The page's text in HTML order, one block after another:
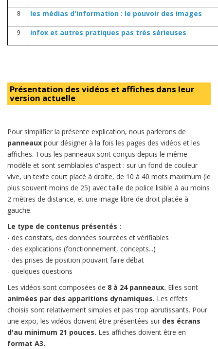
8 les médias d'information : le pouvoir des images
9 infox et autres pratiques pas très sérieuses
Présentation des vidéos et affiches dans leur
version actuelle
Pour simplifier la présente explication, nous parlerons de
panneaux pour désigner à la fois les pages des vidéos et les
affiches. Tous les panneaux sont conçus depuis le même
modèle et sont semblables d'aspect : sur un fond de couleur
vive, un texte court placé à droite, de 10 à 40 mots maximum (le
plus souvent moins de 25) avec taille de police lisible à au moins
2 mètres de distance, et une image libre de droit placée à
gauche.
Le type de contenus présentés :
- des constats, des données sourcées et vérifiables
- des explications (fonctionnement, concepts...)
- des prises de position pouvant faire débat
- quelques questions
Les vidéos sont composées de 8 à 24 panneaux. Elles sont
animées par des apparitions dynamiques. Les effets
choisis sont relativement simples et pas trop abrutissants. Pour
une expo, les vidéos doivent être présentées sur des écrans
d'au minimum 21 pouces. Les affiches doivent être en
format A3.